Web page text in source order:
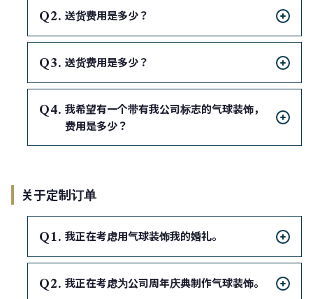
Q 送货费用是多少？
Q 送货费用是多少？
Q
我希望有一个带有我公司标志的气球装饰，
费用是多少？
关于定制订单
Q 我正在考虑用气球装饰我的婚礼。
Q 我正在考虑为公司周年庆典制作气球装饰。